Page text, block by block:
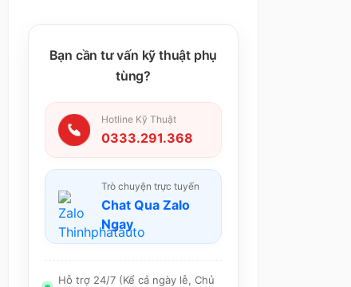
Bạn cần tư vấn kỹ thuật phụ
tùng?
Hotline Kỹ Thuật
0333.291.368
Trò chuyện trực tuyến
Chat Qua Zalo
Ngay
Hỗ trợ 24/7 (Kể cả ngày lễ, Chủ